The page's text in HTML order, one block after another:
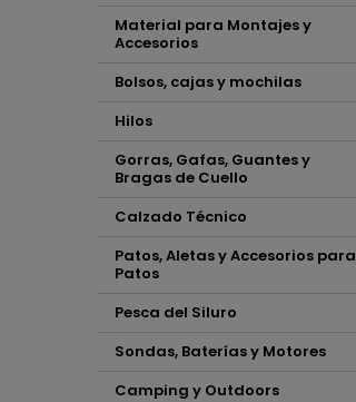
Material para Montajes y
Accesorios
Bolsos, cajas y mochilas
Hilos
Gorras, Gafas, Guantes y
Bragas de Cuello
Calzado Técnico
Patos, Aletas y Accesorios para
Patos
Pesca del Siluro
Sondas, Baterías y Motores
Camping y Outdoors